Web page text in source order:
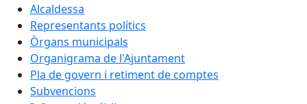
Alcaldessa
Representants polítics
Òrgans municipals
Organigrama de l'Ajuntament
Pla de govern i retiment de comptes
Subvencions